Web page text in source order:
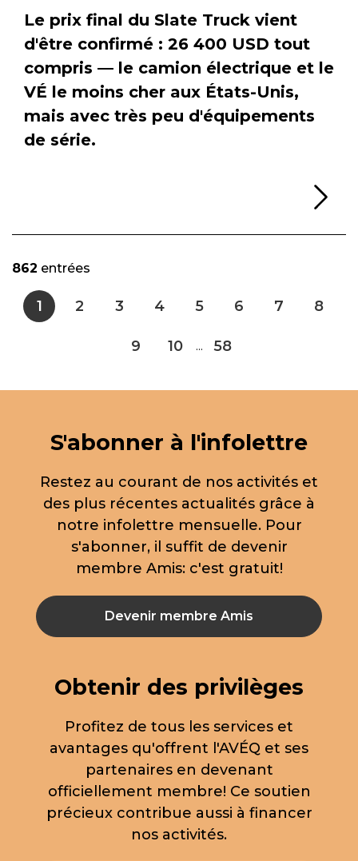
Le prix final du Slate Truck vient
d'être confirmé : 26 400 USD tout
compris — le camion électrique et le
VÉ le moins cher aux États-Unis,
mais avec très peu d'équipements
de série.
862 entrées
1 2 3 4 5 6 7 8
9 10 ... 58
S'abonner à l'infolettre
Restez au courant de nos activités et
des plus récentes actualités grâce à
notre infolettre mensuelle. Pour
s'abonner, il suffit de devenir
membre Amis: c'est gratuit!
Devenir membre Amis
Obtenir des privilèges
Profitez de tous les services et
avantages qu'offrent l'AVÉQ et ses
partenaires en devenant
officiellement membre! Ce soutien
précieux contribue aussi à financer
nos activités.